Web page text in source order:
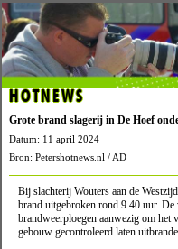
HOTNEWS
Grote brand slagerij in De Hoef
Datum: 11 april 2024
Bron: Petershotnews.nl / AD
Bij slachterij Wouters aan de
brand uitgebroken rond 9.40 uur.
brandweerploegen aanwezig om het
gebouw gecontroleerd laten